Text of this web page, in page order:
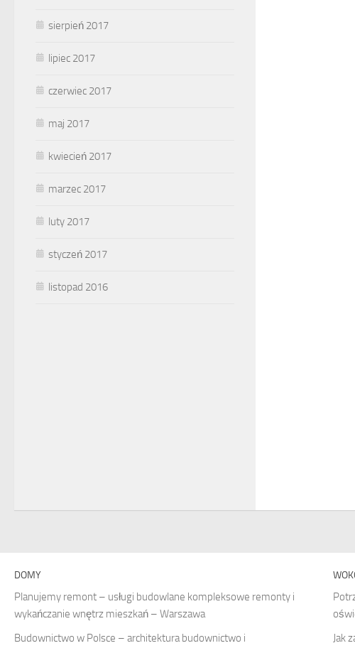
sierpień 2017
lipiec 2017
czerwiec 2017
maj 2017
kwiecień 2017
marzec 2017
luty 2017
styczeń 2017
listopad 2016
DOMY
Planujemy remont – usługi budowlane kompleksowe remonty i
wykańczanie wnętrz mieszkań – Warszawa
Budownictwo w Polsce – architektura budownictwo i
Jak